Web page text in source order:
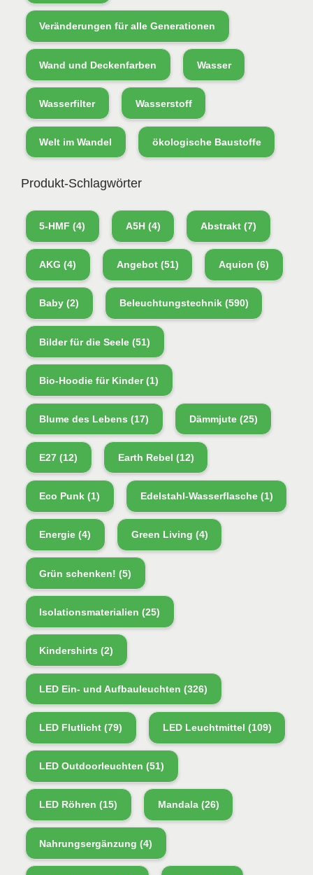
Veränderungen für alle Generationen
Wand und Deckenfarben Wasser
Wasserfilter Wasserstoff
Welt im Wandel ökologische Baustoffe
Produkt-Schlagwörter
5-HMF (4) A5H(4) Abstrakt(7)
AKG (4) Angebot(51) Aquion (6)
Baby (2) Beleuchtungstechnik(590)
Bilder für die Seele (51)
Bio-Hoodie für Kinder(1)
Blume des Lebens (17) Dämmjute(25)
E27 (12) Earth Rebel (12)
Eco Punk (1) Edelstahl-Wasserflasche(1)
Energie (4) Green Living (4)
Grün schenken! (5)
Isolationsmaterialien (25)
Kindershirts (2)
LED Ein- und Aufbauleuchten (326)
LED Flutlicht (79) LED Leuchtmittel (109)
LED Outdoorleuchten (51)
LED Röhren (15) Mandala(26)
Nahrungsergänzung (4)